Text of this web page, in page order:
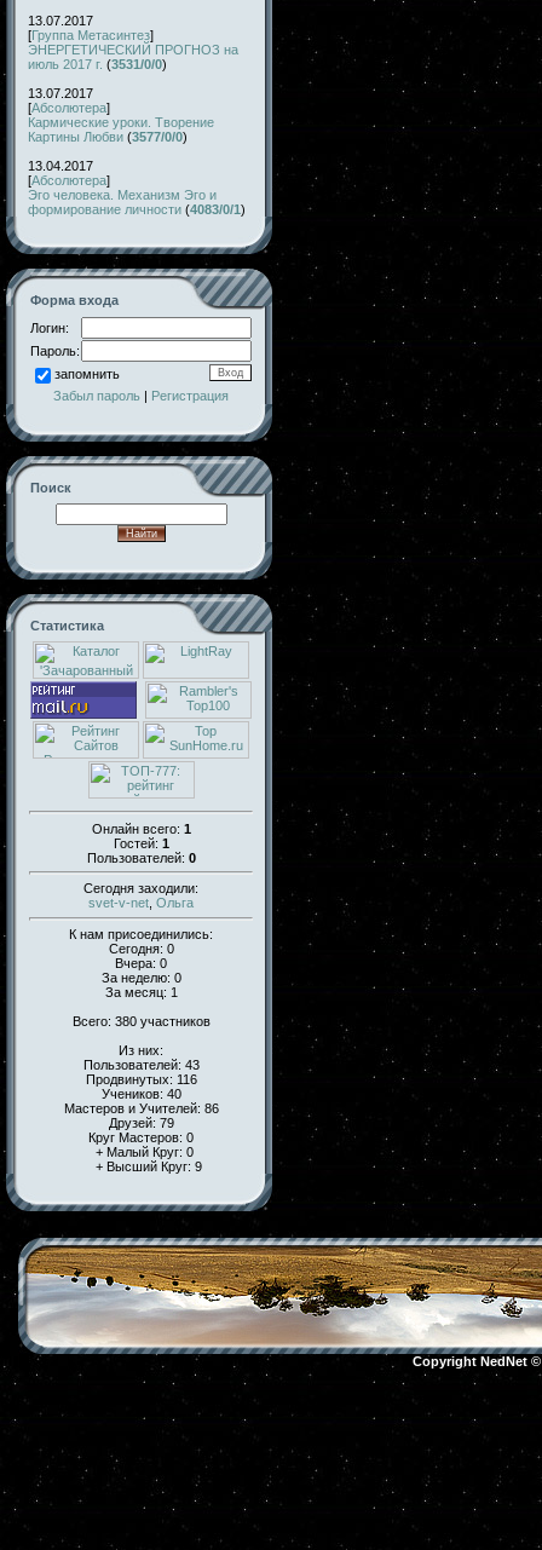
13.07.2017
[Группа Метасинтез]
ЭНЕРГЕТИЧЕСКИЙ ПРОГНОЗ на
июль 2017 г. (3531/0/0)
13.07.2017
[Абсолютера]
Кармические уроки. Творение
Картины Любви (3577/0/0)
13.04.2017
[Абсолютера]
Эго человека. Механизм Эго и
формирование личности (4083/0/1)
Форма входа
Логин:
Пароль:
запомнить
Забыл пароль | Регистрация
Поиск
Статистика
Онлайн всего: 1
Гостей: 1
Пользователей: 0
Сегодня заходили:
svet-v-net Ольга
К нам присоединились:
Сегодня: 0
Вчера: 0
За неделю: 0
За месяц: 1
Всего: 380 участников
Из них:
Пользователей: 43
Продвинутых: 116
Учеников: 40
Мастеров и Учителей: 86
Друзей: 79
Круг Мастеров: 0
+ Малый Круг: 0
+ Высший Круг: 9
Copyright NedNet